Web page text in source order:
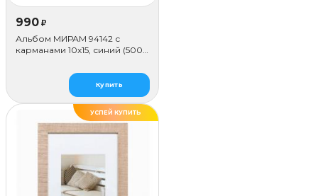
990 ₽
Альбом МИРАМ 94142 с
карманами 10x15, синий (500
Купить
УСПЕЙ КУПИТЬ